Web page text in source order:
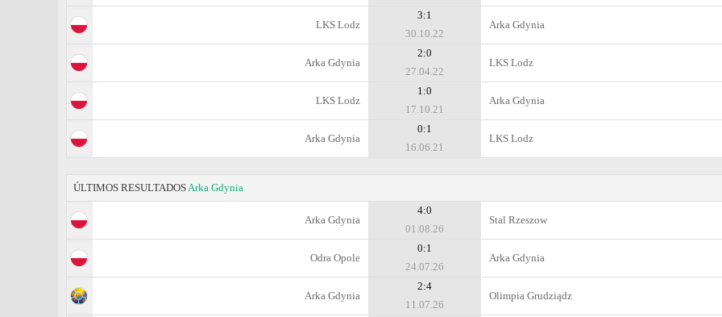
LKS Lodz
3:1
30.10.22
Arka Gdynia
Arka Gdynia
2:0
27.04.22
LKS Lodz
LKS Lodz
1:0
17.10.21
Arka Gdynia
Arka Gdynia
0:1
16.06.21
LKS Lodz
ÚLTIMOS RESULTADOSArka Gdynia
Arka Gdynia
4:0
01.08.26
Stal Rzeszow
Odra Opole
0:1
24.07.26
Arka Gdynia
Arka Gdynia
2:4
11.07.26
Olimpia Grudziądz